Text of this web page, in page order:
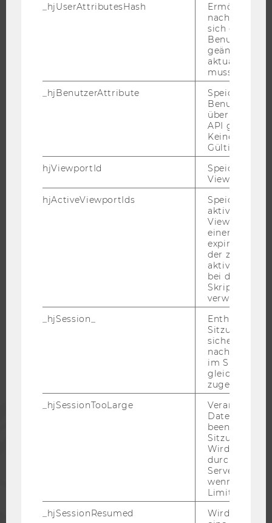
EVENTS ARCHIV
RESEARCH CAREER
JOBS MIT WU-STUDIUM
PRESSE
_hjUserAttributesHash
Ermöglicht
sich ein
geändert hat
aktualisiert
muss.
_hjBenutzerAttribute
Speichert
über die
API gesendet
Keine
hjViewportId
Speichert
Viewport-
hjActiveViewportIds
Speichert die
aktiven
Viewports.
einen
der zur
aktiver
bei der
verwendet
_hjSession_
Enthält die
sicher, dass
im
gleichen
zugeordnet
_hjSessionTooLarge
Veranlasst
beenden,
Sitzung zu
Wird
durch ein
Servers
wenn die
Limit
_hjSessionResumed
Wird gesetzt,